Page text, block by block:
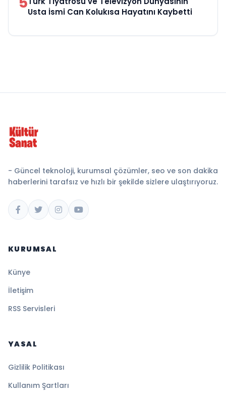
Usta İsmi Can Kolukısa Hayatını Kaybetti
- Güncel teknoloji, kurumsal çözümler, seo ve son dakika
haberlerini tarafsız ve hızlı bir şekilde sizlere ulaştırıyoruz.
KURUMSAL
Künye
İletişim
RSS Servisleri
YASAL
Gizlilik Politikası
Kullanım Şartları